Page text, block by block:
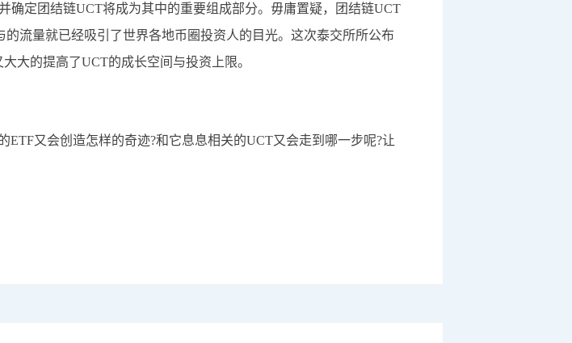
定团结链UCT将成为其中的重要组成部分。毋庸置疑，团结链UCT
流量就已经吸引了世界各地币圈投资人的目光。这次泰交所所公布
大的提高了UCT的成长空间与投资上限。
又会创造怎样的奇迹?和它息息相关的UCT又会走到哪一步呢?让